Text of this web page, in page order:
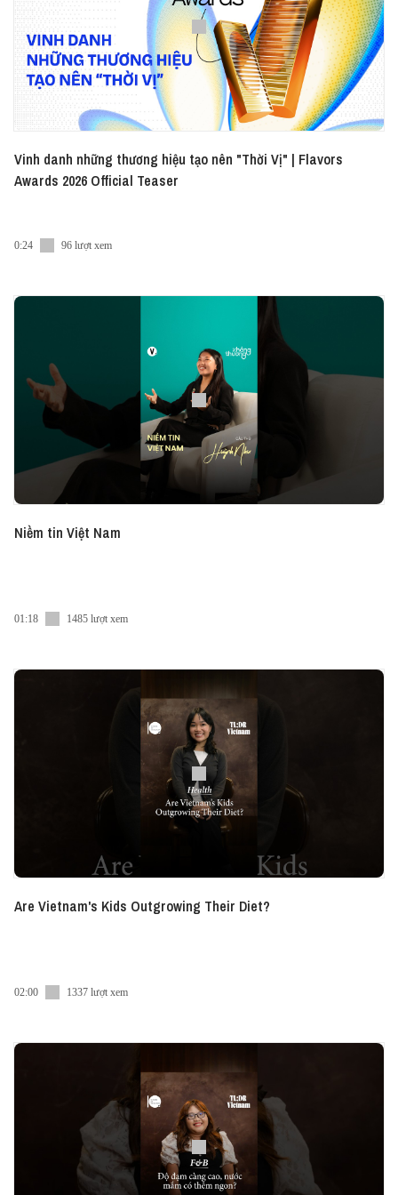
xã hội khác nữa:
● Facebook: https://share.vietcetera.com/Facebook
● Instagram:https://share.vietcetera.com/Instagram
● Linkedin:
- VN: https://share.vietcetera.com/Linkedin-VN
- EN: https://share.vietcetera.com/Linkedin
● Twitter:https://share.vietcetera.com/Twitter
Vinh danh những thương hiệu tạo nên "Thời Vị" | Flavors
Awards 2026 Official Teaser
0:24 96 lượt xem
Niềm tin Việt Nam
01:18 1485 lượt xem
Are Vietnam's Kids Outgrowing Their Diet?
02:00 1337 lượt xem